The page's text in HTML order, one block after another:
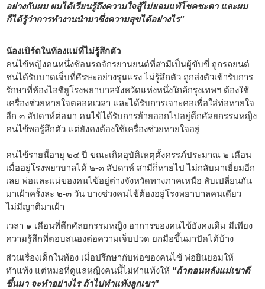
อย่างกับผม ผมได้เรียนรู้ถึงความใจสู้ไม่ยอมแพ้โชคชะตา และผม
ก็ได้รู้ว่าการทำงานนำมาซึ่งความสุขได้อย่างไร"
น้องเบิร์ดในท้องแม่ที่ไม่รู้สึกตัว
คนไข้หญิงคนหนึ่งซ้อนรถจักรยานยนต์ที่สามีเป็นผู้ขับขี่ ถูกรถยนต์
ชนได้รับบาดเจ็บที่ศีรษะอย่างรุนแรง ไม่รู้สึกตัว ถูกส่งตัวเข้ารับการ
รักษาที่ห้องไอซียูโรงพยาบาลจังหวัดแห่งหนึ่งใกล้กรุงเทพฯ ต้องใช้
เครื่องช่วยหายใจตลอดเวลา และได้รับการเจาะคอเพื่อใส่ท่อหายใจ
อีก ๓ สัปดาห์ต่อมา คนไข้ได้รับการย้ายออกไปอยู่ตึกศัลยกรรมหญิง
คนไข้พอรู้สึกตัว แต่ยังคงต้องใช้เครื่องช่วยหายใจอยู่
คนไข้รายนี้อายุ ๒๔ ปี ขณะเกิดอุบัติเหตุตั้งครรภ์ประมาณ ๒ เดือน
เมื่ออยู่โรงพยาบาลได้ ๒-๓ สัปดาห์ สามีก็หายไป ไม่กลับมาเยี่ยมอีก
เลย พ่อและแม่ของคนไข้อยู่ต่างจังหวัดทางภาคเหนือ สับเปลี่ยนกัน
มาเฝ้าครั้งละ ๒-๓ วัน บางช่วงคนไข้ต้องอยู่โรงพยาบาลคนเดียว
ไม่มีญาติมาเฝ้า
เวลา ๑ เดือนที่ตึกศัลยกรรมหญิง อาการของคนไข้ยังคงเดิม มีเพียง
ความรู้สึกที่ตอบสนองต่อความเจ็บปวด ยกมือขึ้นมาปัดได้บ้าง
ส่วนเรื่องเด็กในท้อง เมื่อปรึกษากับพ่อของคนไข้ พ่อยินยอมให้
ทำแท้ง แต่หมอที่ดูแลหญิงคนนี้ไม่ทำแท้งให้ "ถ้าตอนหลังแม่เขาดี
ขึ้นมา จะทำอย่างไร ถ้าไปทำแท้งลูกเขา"